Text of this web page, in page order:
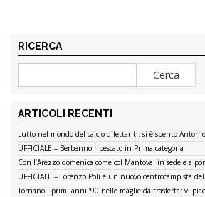
RICERCA
ARTICOLI RECENTI
Lutto nel mondo del calcio dilettanti: si è spento
UFFICIALE – Berbenno ripescato in Prima categoria
Con l’Arezzo domenica come col Mantova: in sede e a
UFFICIALE – Lorenzo Poli è un nuovo centrocampista
Tornano i primi anni ’90 nelle maglie da trasferta: vi